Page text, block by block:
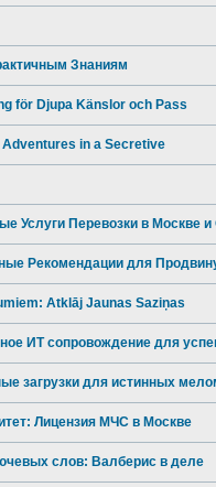
Знаниям
för Djupa Känslor och Pass
in a Secretive
Услуги Перевозки в Москве и
Рекомендации для
Atklāj Jaunas Saziņas
ИТ сопровождение для
загрузки для истинных
Лицензия МЧС в Москве
слов: Валберис в деле